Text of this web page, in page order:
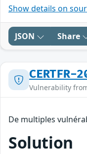
Show details on
JSON Share
CERTFR-
Vulnerability
De multiples
Solution